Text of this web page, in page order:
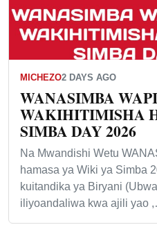
MICHEZO2 DAYS AGO
WANASIMBA
WAKIHITIMISHA
SIMBA DAY 2026
Na Mwandishi Wetu
hamasa ya Wiki ya Simba
kuitandika ya Biryani
iliyoandaliwa kwa ajili yao